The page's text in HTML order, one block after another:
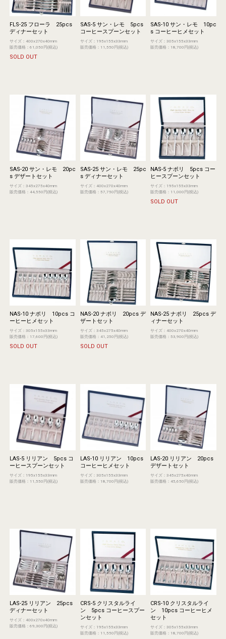
FLS-25 フローラ 25pcs
ディナーセット
サイズ：400x270x40mm
販売価格：61,050円(税込)
SOLD OUT
SAS-5 サン・レモ 5pcs
コーヒースプーンセット
サイズ：195x155x33mm
販売価格：11,550円(税込)
SAS-10 サン・レモ 10pc
s コーヒーヒメセット
サイズ：305x155x33mm
販売価格：18,700円(税込)
SAS-20 サン・レモ 20pc
s デザートセット
サイズ：345x275x40mm
販売価格：44,550円(税込)
SAS-25 サン・レモ 25pc
s ディナーセット
サイズ：400x270x40mm
販売価格：57,750円(税込)
NAS-5 ナポリ 5pcs コー
ヒースプーンセット
サイズ：195x155x33mm
販売価格：11,000円(税込)
SOLD OUT
NAS-10 ナポリ 10pcs コ
ーヒーヒメセット
サイズ：305x155x33mm
販売価格：17,600円(税込)
SOLD OUT
NAS-20 ナポリ 20pcs デ
ザートセット
サイズ：345x275x40mm
販売価格：41,250円(税込)
SOLD OUT
NAS-25 ナポリ 25pcs デ
ィナーセット
サイズ：400x270x40mm
販売価格：53,900円(税込)
LAS-5 リリアン 5pcs コ
ーヒースプーンセット
サイズ：195x155x33mm
販売価格：11,550円(税込)
LAS-10 リリアン 10pcs
コーヒーヒメセット
サイズ：305x155x33mm
販売価格：18,700円(税込)
LAS-20 リリアン 20pcs
デザートセット
サイズ：345x275x40mm
販売価格：45,650円(税込)
LAS-25 リリアン 25pcs
ディナーセット
サイズ：400x270x40mm
販売価格：69,300円(税込)
CRS-5 クリスタルライ
ン 5pcs コーヒースプー
ンセット
サイズ：195x155x33mm
販売価格：11,550円(税込)
CRS-10 クリスタルライ
ン 10pcs コーヒーヒメ
セット
サイズ：305x155x33mm
販売価格：18,700円(税込)